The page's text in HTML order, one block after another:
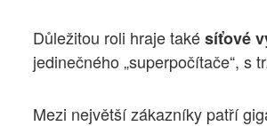
Důležitou roli hraje takésíťové
jedinečného „superpočítače“, s
Mezi největší zákazníky patří